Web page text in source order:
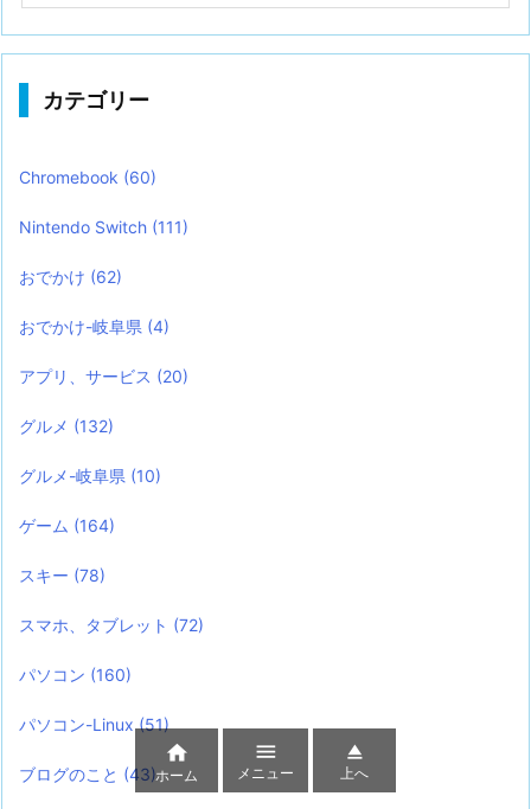
カテゴリー
Chromebook (60)
Nintendo Switch (111)
おでかけ (62)
おでかけ-岐阜県 (4)
アプリ、サービス (20)
グルメ (132)
グルメ-岐阜県 (10)
ゲーム (164)
スキー (78)
スマホ、タブレット (72)
パソコン (160)
パソコン-Linux(51)
ブログのこと (43)

ホーム

メニュー

上へ